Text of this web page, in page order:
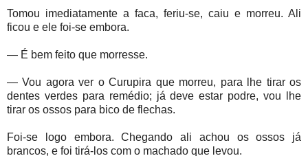
Tomou imediatamente a faca, feriu-se, caiu e morreu. Ali
ficou e ele foi-se embora.
— É bem feito que morresse.
— Vou agora ver o Curupira que morreu, para lhe tirar os
dentes verdes para remédio; já deve estar podre, vou lhe
tirar os ossos para bico de flechas.
Foi-se logo embora. Chegando ali achou os ossos já
brancos, e foi tirá-los com o machado que levou.